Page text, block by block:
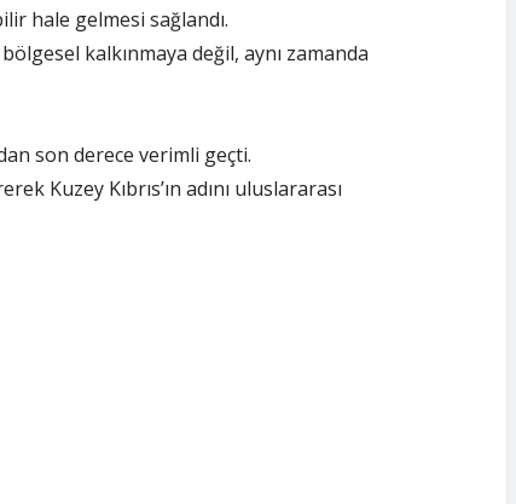
hale gelmesi sağlandı.
kalkınmaya değil, aynı zamanda
son derece verimli geçti.
Kuzey Kıbrıs’ın adını uluslararası